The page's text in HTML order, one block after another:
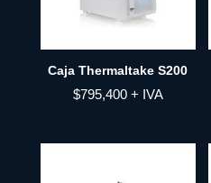
Caja Thermaltake S200
$795,400 + IVA